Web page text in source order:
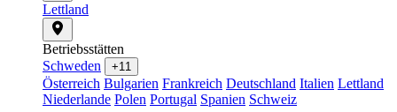
Lettland
Betriebsstätten
Schweden
+11
Österreich Bulgarien Frankreich Deutschland Italien Lettland
Niederlande Polen Portugal Spanien Schweiz